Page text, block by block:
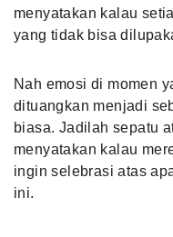
menyatakan kalau
yang tidak bisa
Nah emosi di momen
dituangkan menjadi
biasa. Jadilah sepatu
menyatakan kalau
ingin selebrasi atas
ini.